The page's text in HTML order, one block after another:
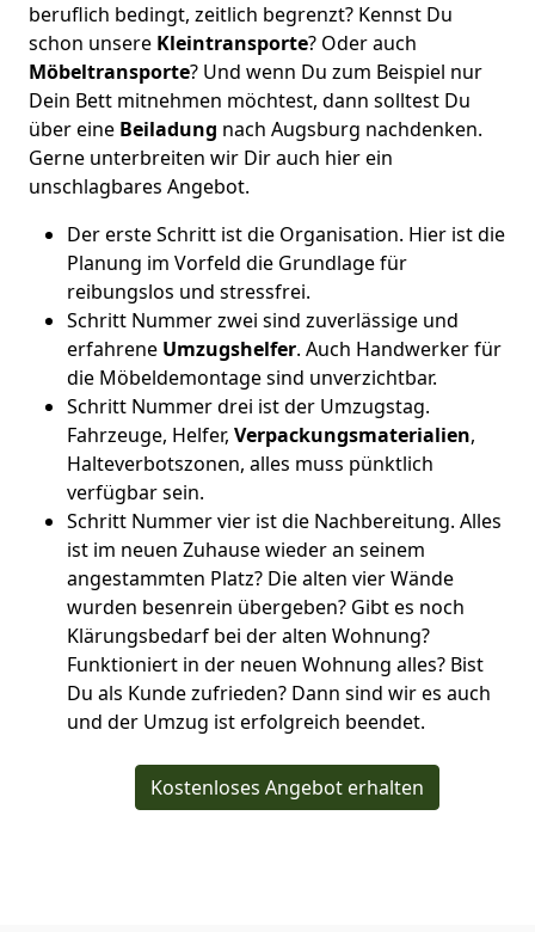
beruflich bedingt, zeitlich begrenzt? Kennst Du
schon unsere Kleintransporte? Oder auch
Möbeltransporte? Und wenn Du zum Beispiel nur
Dein Bett mitnehmen möchtest, dann solltest Du
über eine Beiladung nach Augsburg nachdenken.
Gerne unterbreiten wir Dir auch hier ein
unschlagbares Angebot.
Der erste Schritt ist die Organisation. Hier ist die
Planung im Vorfeld die Grundlage für
reibungslos und stressfrei.
Schritt Nummer zwei sind zuverlässige und
erfahrene Umzugshelfer. Auch Handwerker für
die Möbeldemontage sind unverzichtbar.
Schritt Nummer drei ist der Umzugstag.
Fahrzeuge, Helfer, Verpackungsmaterialien,
Halteverbotszonen, alles muss pünktlich
verfügbar sein.
Schritt Nummer vier ist die Nachbereitung. Alles
ist im neuen Zuhause wieder an seinem
angestammten Platz? Die alten vier Wände
wurden besenrein übergeben? Gibt es noch
Klärungsbedarf bei der alten Wohnung?
Funktioniert in der neuen Wohnung alles? Bist
Du als Kunde zufrieden? Dann sind wir es auch
und der Umzug ist erfolgreich beendet.
Kostenloses Angebot erhalten